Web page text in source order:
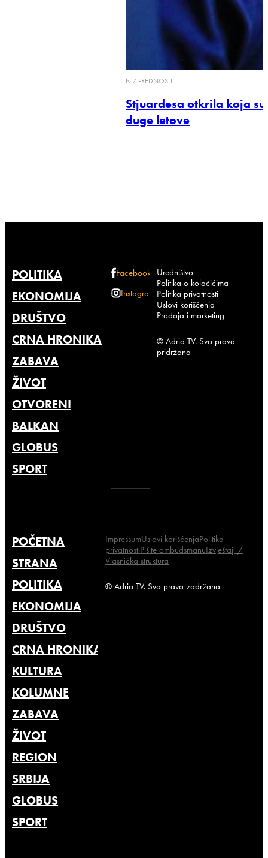
NIZ PREDNOSTI
Stjuardesa otkrila koja
duge letove
POLITIKA
EKONOMIJA
DRUŠTVO
CRNA HRONIKA
ZABAVA
ŽIVOT
OTVORENI
BALKAN
GLOBUS
SPORT
Facebook
Instagram
Uredništvo
Politika o kolačićima
Politika privatnosti
Uslovi korišćenja
Prodaja i marketing
© Adria TV. Sva prava
pridržana
POČETNA
STRANA
POLITIKA
EKONOMIJA
DRUŠTVO
CRNA HRONIKA
KULTURA
KOLUMNE
ZABAVA
ŽIVOT
REGION
SRBIJA
GLOBUS
SPORT
ImpressumUslovi korišćenjaPolitika
privatnostiPišite ombudsmanuIzvještaji /
Vlasnička struktura
© Adria TV. Sva prava zadržana